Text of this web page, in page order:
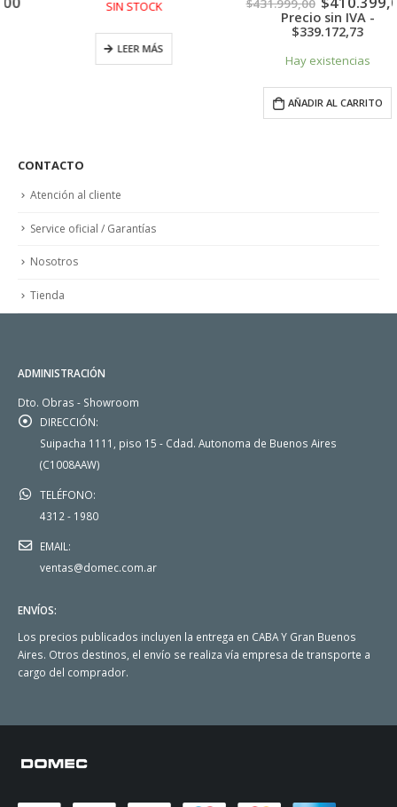
SIN STOCK
LEER MÁS
precio
original
era:
$431.999,00.
Precio sin IVA -
339.172,73
Hay existencias
AÑADIR AL CARRITO
CONTACTO
Atención al cliente
Service oficial / Garantías
Nosotros
Tienda
ADMINISTRACIÓN
Dto. Obras - Showroom
DIRECCIÓN:
Suipacha 1111, piso 15 - Cdad. Autonoma de Buenos Aires
(C1008AAW)
TELÉFONO:
4312 - 1980
EMAIL:
ventas@domec.com.ar
ENVÍOS:
Los precios publicados incluyen la entrega en CABA Y Gran Buenos
Aires. Otros destinos, el envío se realiza vía empresa de transporte a
cargo del comprador.